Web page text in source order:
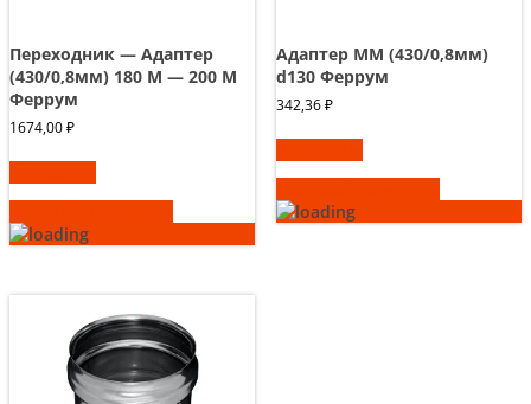
Переходник — Адаптер
(430/0,8мм) 180 М — 200 М
Феррум
1674,00₽
Адаптер ММ (430/0,8мм)
d130 Феррум
342,36₽